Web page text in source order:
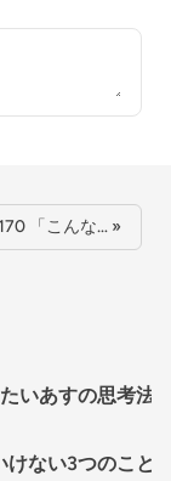
「こんな… »
いあすの思考法
ない3つのこと